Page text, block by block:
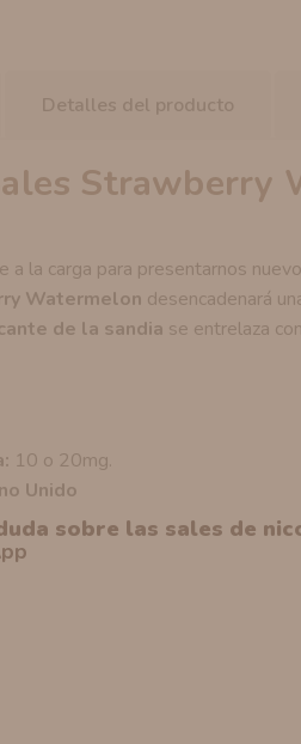
Detalles del producto
Strawberry
a la carga para presentarnos
Watermelon desencadenará
de la sandia se entrelaza con
10 o 20mg.
Unido
sobre las sales de